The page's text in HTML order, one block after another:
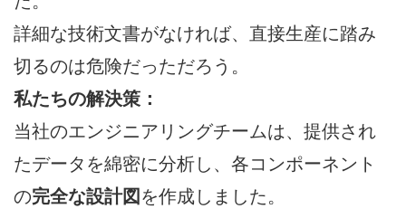
詳細な技術文書がなければ、直接生産に踏み
切るのは危険だっただろう。
私たちの解決策：
当社のエンジニアリングチームは、提供され
たデータを綿密に分析し、各コンポーネント
の完全な設計図 を作成しました。